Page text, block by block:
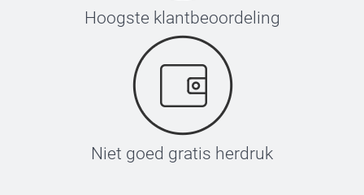
Hoogste klantbeoordeling
Niet goed gratis herdruk